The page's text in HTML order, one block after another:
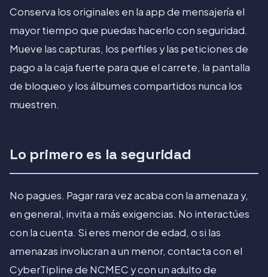
Conserva los originales en la app de mensajería el
mayor tiempo que puedas hacerlo con seguridad.
Mueve las capturas, los perfiles y las peticiones de
pago a la caja fuerte para que el carrete, la pantalla
de bloqueo y los álbumes compartidos nunca los
muestren.
Lo primero es la seguridad
No pagues. Pagar rara vez acaba con la amenaza y,
en general, invita a más exigencias. No interactúes
con la cuenta. Si eres menor de edad, o si las
amenazas involucran a un menor, contacta con el
CyberTipline de NCMEC y con un adulto de